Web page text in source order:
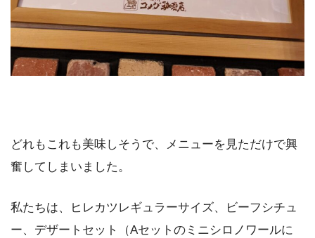
どれもこれも美味しそうで、メニューを見ただけで興
奮してしまいました。
私たちは、ヒレカツレギュラーサイズ、ビーフシチュ
ー、デザートセット（Aセットのミニシロノワールに